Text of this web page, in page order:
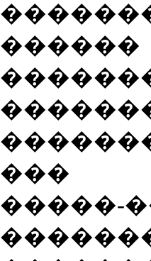
������
���